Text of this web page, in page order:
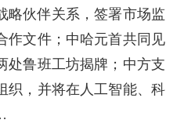
略伙伴关系，签署市场监
作文件；中哈元首共同见
处鲁班工坊揭牌；中方支
织，并将在人工智能、科